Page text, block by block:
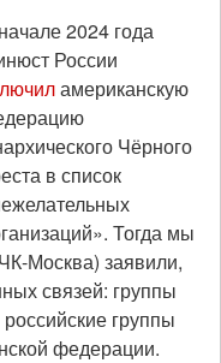
2024 года
России
американскую
Чёрного
в список
Тогда мы
Москва) заявили,
связей: группы
группы
федерации.